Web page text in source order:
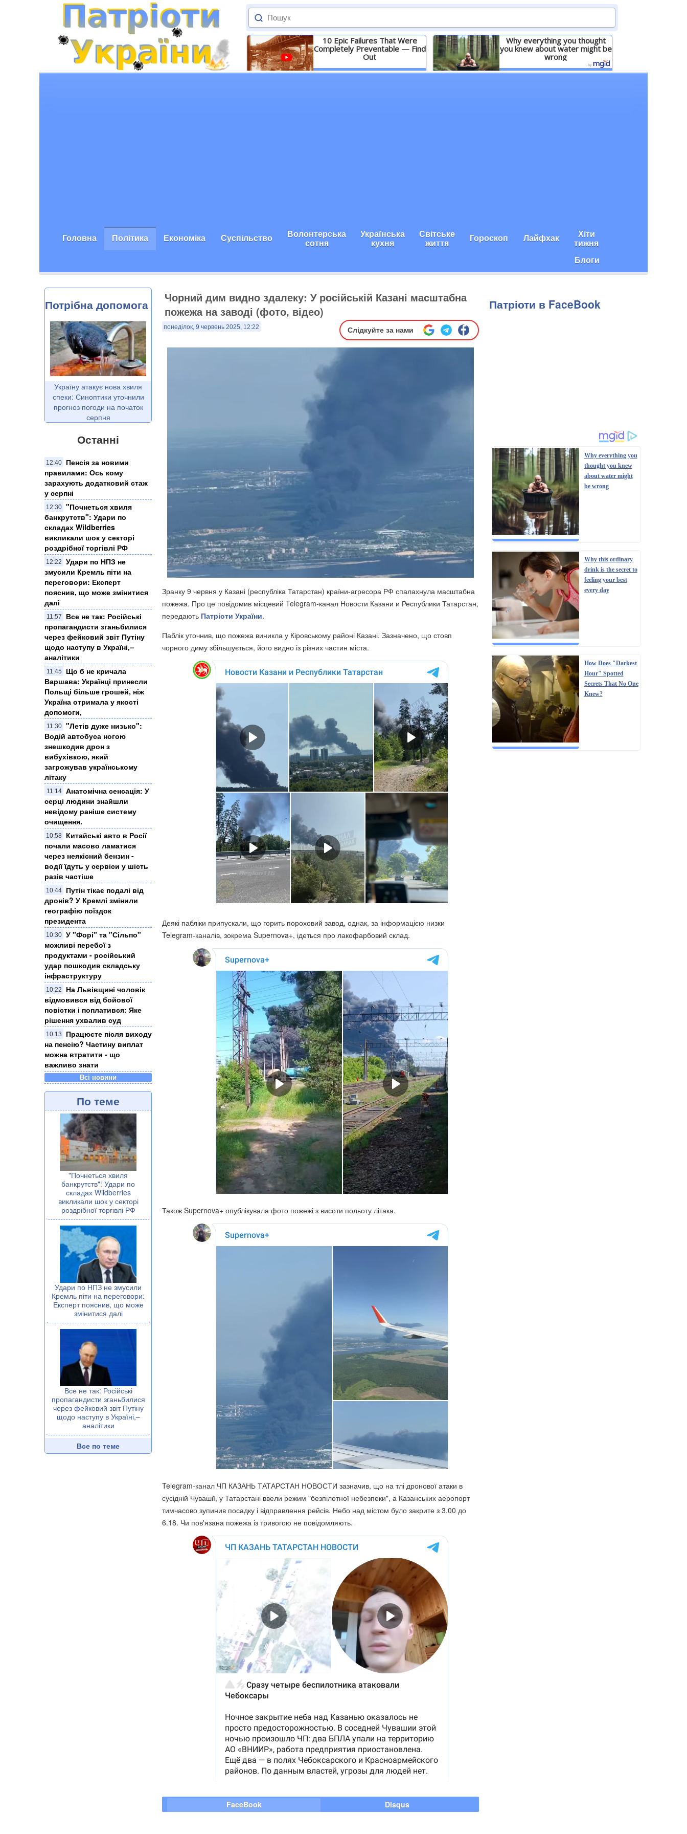
10 Epic Failures That Were
Completely Preventable — Find
Out
Детальніше
Why everything you thought
you knew about water might be
wrong
Детальніше
Головна Політика Економіка Суспільство Волонтерська
сотня
Українська
кухня
Світське
життя Гороскоп Лайфхак Хіти
тижня
Блоги
Потрібна допомога
Україну атакує нова хвиля
спеки: Синоптики уточнили
прогноз погоди на початок
серпня
Останні
12:40
Пенсія за новими
правилами: Ось кому
зарахують додатковий стаж
у серпні
12:30 "Почнеться хвиля
банкрутств": Удари по
складах Wildberries
викликали шок у секторі
роздрібної торгівлі РФ
12:22
Удари по НПЗ не
змусили Кремль піти на
переговори: Експерт
пояснив, що може змінитися
далі
11:57
Все не так: Російські
пропагандисти зганьбилися
через фейковий звіт Путіну
щодо наступу в Україні,–
аналітики
11:45
Що б не кричала
Варшава: Українці принесли
Польщі більше грошей, ніж
Україна отримала у якості
допомоги,
11:30
"Летів дуже низько":
Водій автобуса ногою
знешкодив дрон з
вибухівкою, який
загрожував українському
літаку
11:14
Анатомічна сенсація: У
серці людини знайшли
невідому раніше систему
очищення.
10:58
Китайські авто в Росії
почали масово ламатися
через неякісний бензин -
водії їдуть у сервіси у шість
разів частіше
10:44
Путін тікає подалі від
дронів? У Кремлі змінили
географію поїздок
президента
10:30 У "Форі" та "Сільпо"
можливі перебої з
продуктами - російський
удар пошкодив складську
інфраструктуру
10:22
На Львівщині чоловік
відмовився від бойової
повістки і поплатився: Яке
рішення ухвалив суд
10:13
Працюєте після виходу
на пенсію? Частину виплат
можна втратити - що
важливо знати
Всі новини
По теме
"Почнеться хвиля
банкрутств": Удари по
складах Wildberries
викликали шок у секторі
роздрібної торгівлі РФ
Удари по НПЗ не змусили
Кремль піти на переговори:
Експерт пояснив, що може
змінитися далі
Все не так: Російські
пропагандисти зганьбилися
через фейковий звіт Путіну
щодо наступу в Україні,–
аналітики
Все по теме
Чорний дим видно здалеку: У російській Казані масштабна
пожежа на заводі (фото, відео)
понеділок, 9 червень 2025, 12:22 Слідкуйте за нами
Зранку 9 червня у Казані (республіка Татарстан) країни-агресора РФ спалахнула масштабна
пожежа. Про це повідомив місцевий Telegram-канал Новости Казани и Республики Татарстан,
передають Патріоти України.
Паблік уточнив, що пожежа виникла у Кіровському районі Казані. Зазначено, що стовп
чорного диму збільшується, його видно із різних частин міста.
Деякі пабліки припускали, що горить пороховий завод, однак, за інформацією низки
Telegram-каналів, зокрема Supernova+, ідеться про лакофарбовий склад.
Також Supernova+ опублікувала фото пожежі з висоти польоту літака.
Telegram-канал ЧП КАЗАНЬ ТАТАРСТАН НОВОСТИ зазначив, що на тлі дронової атаки в
сусідній Чувашії, у Татарстані ввели режим "безпілотної небезпеки", а Казанських аеропорт
тимчасово зупинив посадку і відправлення рейсів. Небо над містом було закрите з 3.00 до
6.18. Чи пов'язана пожежа із тривогою не повідомляють.
FaceBook Disqus
Патріоти в FaceBook
Why everything you
thought you knew
about water might
be wrong
Why this ordinary
drink is the secret to
feeling your best
every day
How Does "Darkest
Hour" Spotted
Secrets That No One
Knew?